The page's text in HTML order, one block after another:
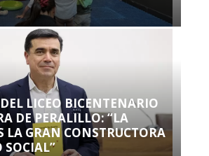
LICEO BICENTENARIO
DE PERALILLO: “LA
LA GRAN CONSTRUCTORA
SOCIAL”